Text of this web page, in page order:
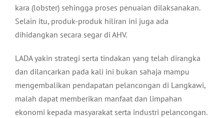
kara (lobster) sehingga proses penuaian dilaksanakan.
Selain itu, produk-produk hiliran ini juga ada
dihidangkan secara segar di AHV.
LADA yakin strategi serta tindakan yang telah dirangka
dan dilancarkan pada kali ini bukan sahaja mampu
mengembalikan pendapatan pelancongan di Langkawi,
malah dapat memberikan manfaat dan limpahan
ekonomi kepada masyarakat serta industri pelancongan.